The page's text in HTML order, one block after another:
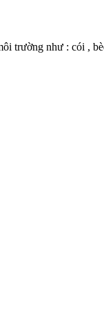
trường như : cói ,